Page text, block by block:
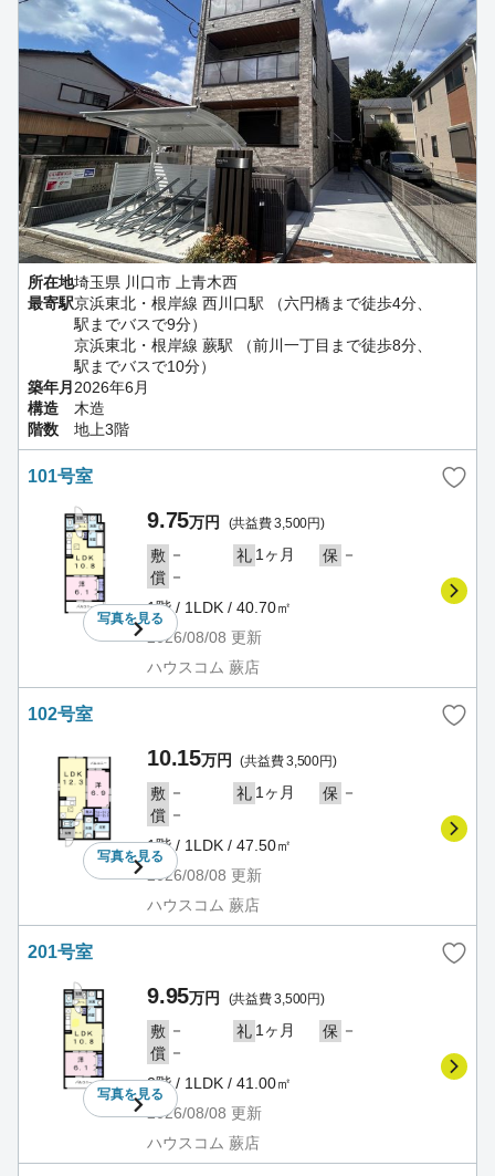
所在地埼玉県 川口市 上青木西
最寄駅京浜東北・根岸線 西川口駅 （六円橋まで徒歩4分、
駅までバスで9分）
京浜東北・根岸線 蕨駅 （前川一丁目まで徒歩8分、
駅までバスで10分）
築年月2026年6月
構造
木造
階数
地上3階
101号室
写真を見る
9.75万円 (共益費 3,500円)
敷 － 礼 1ヶ月 保 －
償 －
1階 / 1LDK / 40.70㎡
2026/08/08 更新
ハウスコム 蕨店
102号室
写真を見る
10.15万円 (共益費 3,500円)
敷 － 礼 1ヶ月 保 －
償 －
1階 / 1LDK / 47.50㎡
2026/08/08 更新
ハウスコム 蕨店
201号室
写真を見る
9.95万円 (共益費 3,500円)
敷 － 礼 1ヶ月 保 －
償 －
2階 / 1LDK / 41.00㎡
2026/08/08 更新
ハウスコム 蕨店